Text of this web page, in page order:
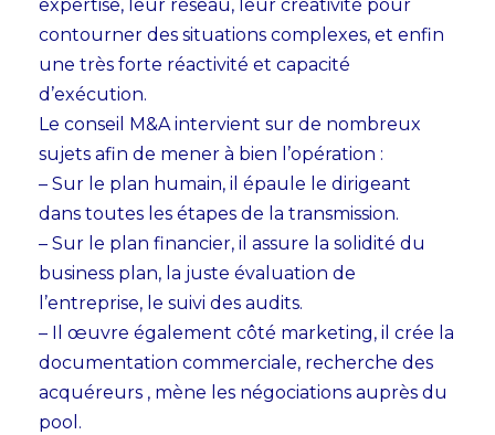
expertise, leur réseau, leur créativité pour
contourner des situations complexes, et enfin
une très forte réactivité et capacité
d’exécution.
Le conseil M&A intervient sur de nombreux
sujets afin de mener à bien l’opération :
– Sur le plan humain, il épaule le dirigeant
dans toutes les étapes de la transmission.
– Sur le plan financier, il assure la solidité du
business plan, la juste évaluation de
l’entreprise, le suivi des audits.
– Il œuvre également côté marketing, il crée la
documentation commerciale, recherche des
acquéreurs , mène les négociations auprès du
pool.